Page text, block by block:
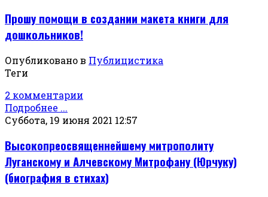
Прошу помощи в создании макета книги для
дошкольников!
Опубликовано в Публицистика
Теги
2 комментарии
Подробнее ...
Суббота, 19 июня 2021 12:57
Высокопреосвященнейшему митрополиту
Луганскому и Алчевскому Митрофану (Юрчуку)
(биография в стихах)